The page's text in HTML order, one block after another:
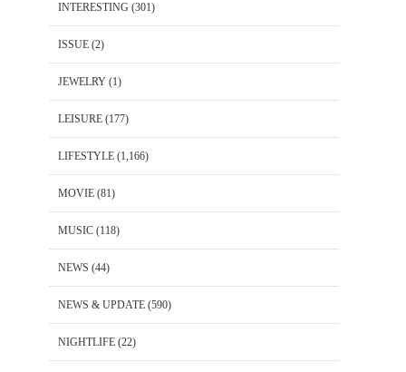
INTERESTING (301)
ISSUE (2)
JEWELRY (1)
LEISURE (177)
LIFESTYLE (1,166)
MOVIE (81)
MUSIC (118)
NEWS (44)
NEWS & UPDATE (590)
NIGHTLIFE (22)